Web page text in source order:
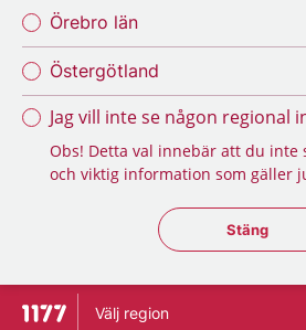
Örebro län
Östergötland
Jag vill inte se någon regional
Obs! Detta val innebär att du inte
och viktig information som gäller
Stäng
Stäng
Till startsidan för 1177
Välj region